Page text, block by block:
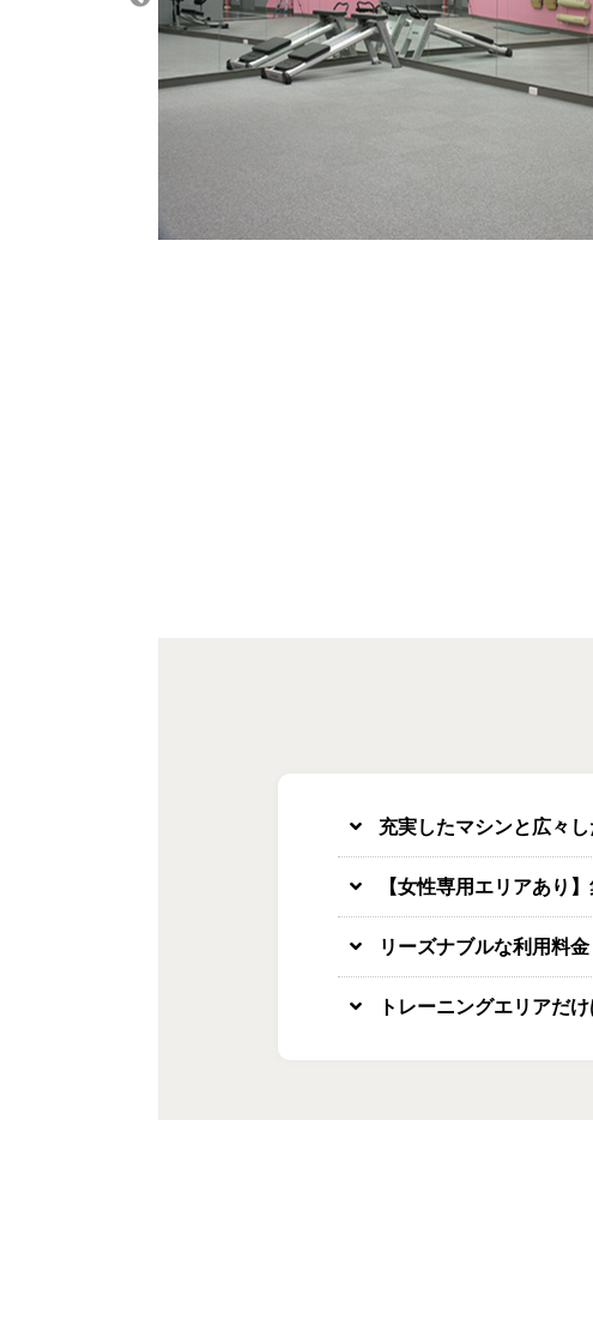
充実したマシンと広々
【女性専用エリアあり
リーズナブルな利用料金
トレーニングエリアだ